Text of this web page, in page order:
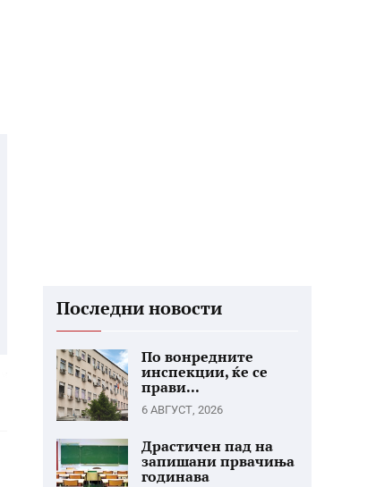
Последни новости
По вонредните
инспекции, ќе се
прави...
6 АВГУСТ, 2026
Драстичен пад на
запишани првачиња
годинава